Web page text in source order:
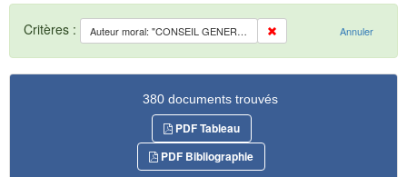
Critères : Auteur moral: "CONSEIL GENERAL DES PONTS ET CHAUSSEES (CGPC)" Annuler
380 documents trouvés
PDF Tableau
PDF Bibliographie